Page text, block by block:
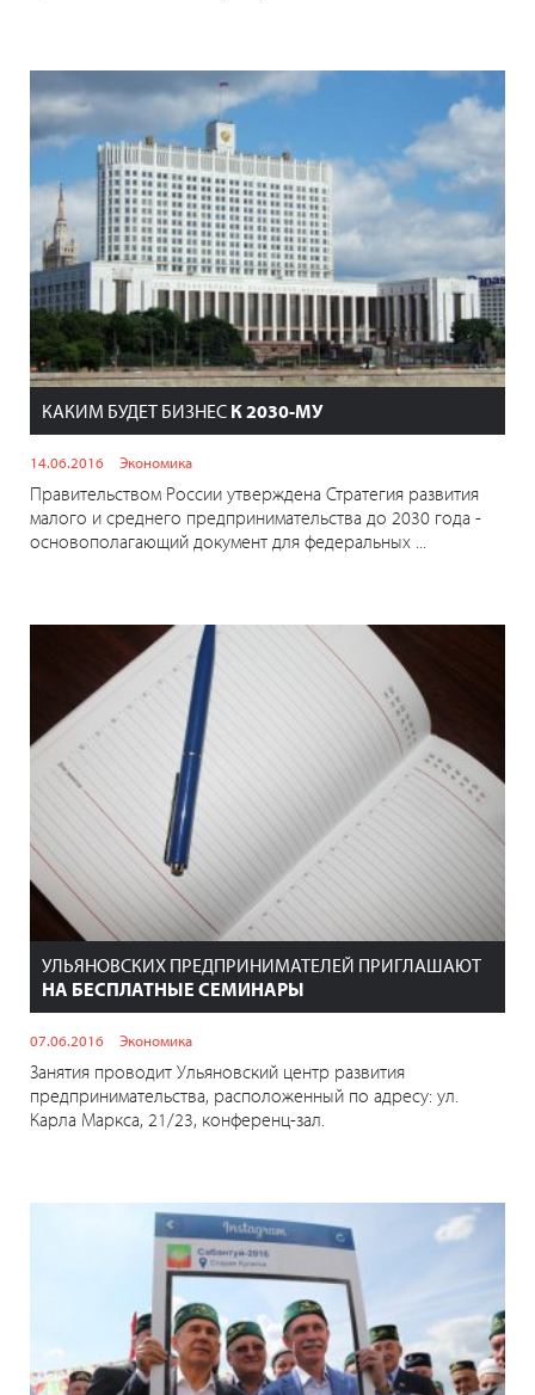
КАКИМ БУДЕТ БИЗНЕС К 2030-МУ
14.06.2016 Экономика
Правительством России утверждена Стратегия развития
малого и среднего предпринимательства до 2030 года -
основополагающий документ для федеральных ...
УЛЬЯНОВСКИХ ПРЕДПРИНИМАТЕЛЕЙ ПРИГЛАШАЮТ
НА БЕСПЛАТНЫЕ СЕМИНАРЫ
07.06.2016 Экономика
Занятия проводит Ульяновский центр развития
предпринимательства, расположенный по адресу: ул.
Карла Маркса, 21/23, конференц-зал.